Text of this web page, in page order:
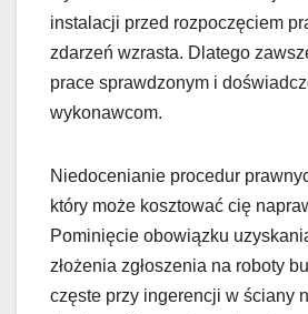
instalacji przed rozpoczęciem
zdarzeń wzrasta. Dlatego
prace sprawdzonym i
wykonawcom.
Niedocenianie procedur
który może kosztować cię
Pominięcie obowiązku
złożenia zgłoszenia na roboty
częste przy ingerencji w ściany